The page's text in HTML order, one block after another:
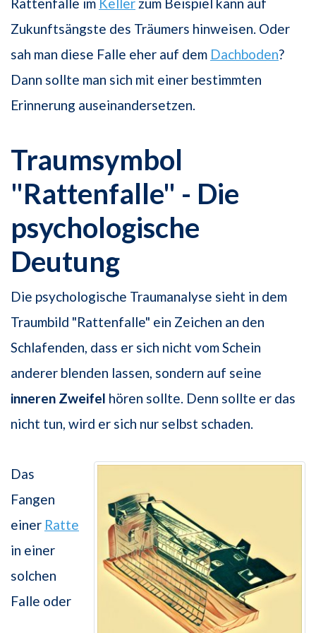
Zukunftsängste des Träumers hinweisen. Oder
sah man diese Falle eher auf dem Dachboden?
Dann sollte man sich mit einer bestimmten
Erinnerung auseinandersetzen.
Traumsymbol
"Rattenfalle" - Die
psychologische
Deutung
Die psychologische Traumanalyse sieht in dem
Traumbild "Rattenfalle" ein Zeichen an den
Schlafenden, dass er sich nicht vom Schein
anderer blenden lassen, sondern auf seine
inneren Zweifel hören sollte. Denn sollte er das
nicht tun, wird er sich nur selbst schaden.
Das
Fangen
einer Ratte
in einer
solchen
Falle oder